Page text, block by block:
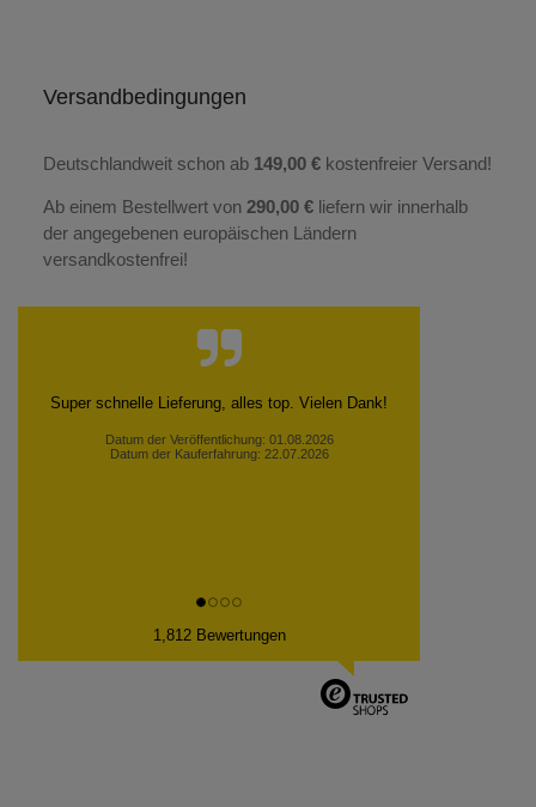
Versandbedingungen
Deutschlandweit schon ab 149,00 € kostenfreier Versand!
Ab einem Bestellwert von 290,00 € liefern wir innerhalb
der angegebenen europäischen Ländern
versandkostenfrei!
Super schnelle Lieferung, alles top. Vielen Dank!
Datum der Veröffentlichung: 01.08.2026
Datum der Kauferfahrung: 22.07.2026
1,812 Bewertungen